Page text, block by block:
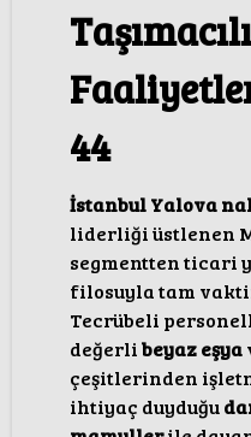
44
İstanbul Yalova
liderliği üstlenen
segmentten ticari
filosuyla tam
Tecrübeli
değerlibeyaz eşya
çeşitlerinden
ihtiyaç duyduğu